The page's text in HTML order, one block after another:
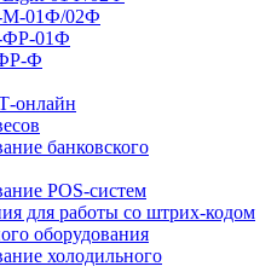
01Ф/02Ф
01Ф
Ф
онлайн
банковского
POS-систем
для работы со штрих-кодом
оборудования
холодильного